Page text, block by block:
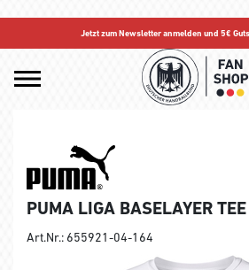
Jetzt zum Newsletter anmelden und 5€
PUMA LIGA BASELAYER
Art.Nr.: 655921-04-164